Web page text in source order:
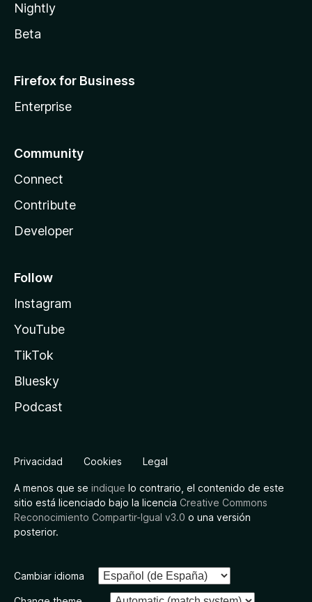
Nightly
Beta
Firefox for Business
Enterprise
Community
Connect
Contribute
Developer
Follow
Instagram
YouTube
TikTok
Bluesky
Podcast
Privacidad Cookies Legal
A menos que se indique lo contrario, el contenido de este
sitio está licenciado bajo la licencia Creative Commons
Reconocimiento Compartir-Igual v3.0 o una versión
posterior.
Cambiar idioma